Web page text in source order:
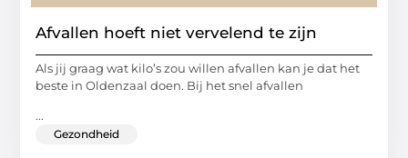
Afvallen hoeft niet vervelend te zijn
Als jij graag wat kilo’s zou willen afvallen kan je dat het
beste in Oldenzaal doen. Bij het snel afvallen
...
Gezondheid